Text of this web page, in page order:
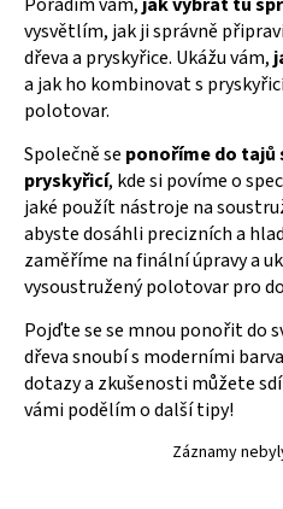
vysvětlím, jak ji správně
dřeva a pryskyřice. Ukážu vám,
a jak ho kombinovat s
polotovar.
Společně se ponoříme do tajů
pryskyřicí, kde si povíme o
jaké použít nástroje na
abyste dosáhli precizních a
zaměříme na finální úpravy a
vysoustružený polotovar pro
Pojďte se se mnou ponořit do
dřeva snoubí s moderními
dotazy a zkušenosti můžete
vámi podělím o další tipy!
Záznamy